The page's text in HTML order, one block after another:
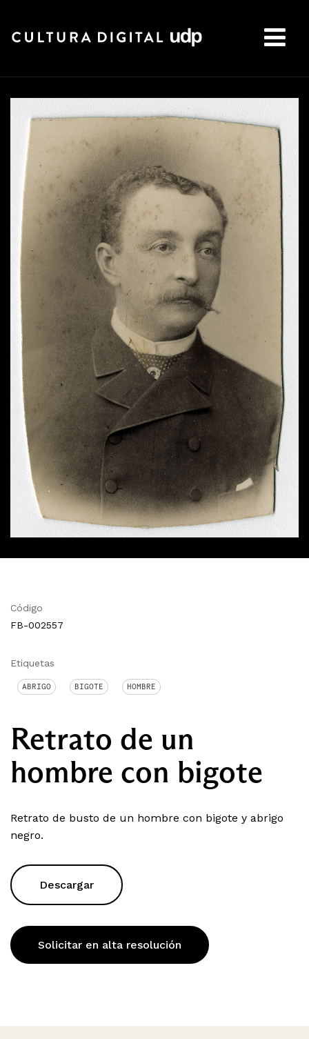
Código
FB-002557
Etiquetas
ABRIGO BIGOTE HOMBRE
Retrato de un
hombre con bigote
Retrato de busto de un hombre con bigote y abrigo
negro.
Descargar
Solicitar en alta resolución